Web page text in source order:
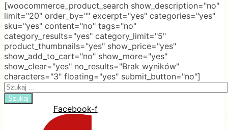
[woocommerce_product_search show_description="no"
limit="20" order_by="" excerpt="yes" categories="yes"
sku="yes" content="no" tags="no"
category_results="yes" category_limit="5"
product_thumbnails="yes" show_price="yes"
show_add_to_cart="no" show_more="yes"
show_clear="yes" no_results="Brak wyników"
characters="3" floating="yes" submit_button="no"]
Search
for:
Facebook-f